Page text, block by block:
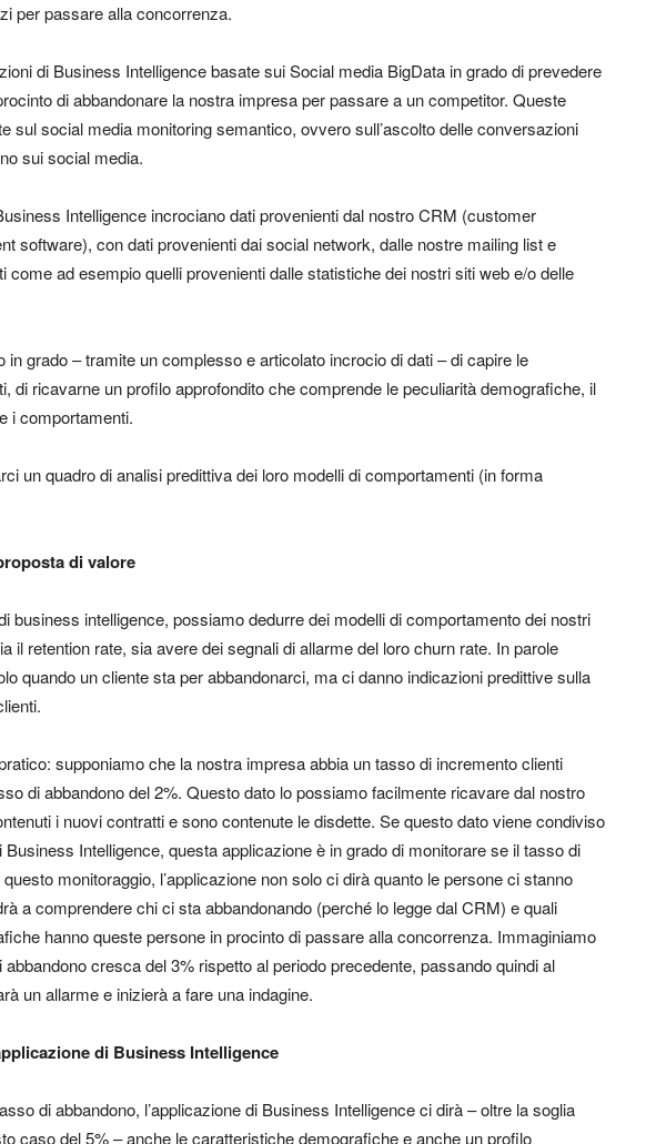
per passare alla concorrenza.
di Business Intelligence basate sui Social media BigData in grado di prevedere
di abbandonare la nostra impresa per passare a un competitor. Queste
sul social media monitoring semantico, ovvero sull’ascolto delle conversazioni
sui social media.
Intelligence incrociano dati provenienti dal nostro CRM (customer
software), con dati provenienti dai social network, dalle nostre mailing list e
come ad esempio quelli provenienti dalle statistiche dei nostri siti web e/o delle
in grado – tramite un complesso e articolato incrocio di dati – di capire le
di ricavarne un profilo approfondito che comprende le peculiarità demografiche, il
i comportamenti.
un quadro di analisi predittiva dei loro modelli di comportamenti (in forma
di valore
business intelligence, possiamo dedurre dei modelli di comportamento dei nostri
il retention rate, sia avere dei segnali di allarme del loro churn rate. In parole
quando un cliente sta per abbandonarci, ma ci dannoindicazioni predittivesulla
supponiamo che la nostra impresa abbia un tasso di incremento clienti
di abbandono del 2%. Questo dato lo possiamo facilmente ricavare dal nostro
i nuovi contratti e sono contenute le disdette. Se questo dato viene condiviso
Intelligence, questa applicazione è in grado di monitorare se il tasso di
monitoraggio, l’applicazione non solo ci dirà quanto le persone ci stanno
a comprendere chi ci sta abbandonando (perché lo legge dal CRM) e quali
hanno queste persone in procinto di passare alla concorrenza. Immaginiamo
cresca del 3% rispetto al periodo precedente, passando quindi al
un allarme e inizierà a fare una indagine.
di Business Intelligence
di abbandono, l’applicazione di Business Intelligence ci dirà – oltre la soglia
caso del 5% – anche le caratteristiche demografiche e anche un profilo